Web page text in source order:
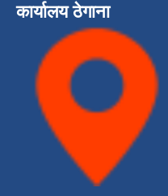
कार्यालय ठेगाना